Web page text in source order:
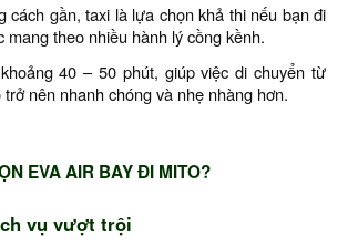
cách gần, taxi là lựa chọn khả thi nếu bạn đi
mang theo nhiều hành lý cồng kềnh.
40 – 50 phút, giúp việc di chuyển từ
nên nhanh chóng và nhẹ nhàng hơn.
EVA AIR BAY ĐI MITO?
vụ vượt trội